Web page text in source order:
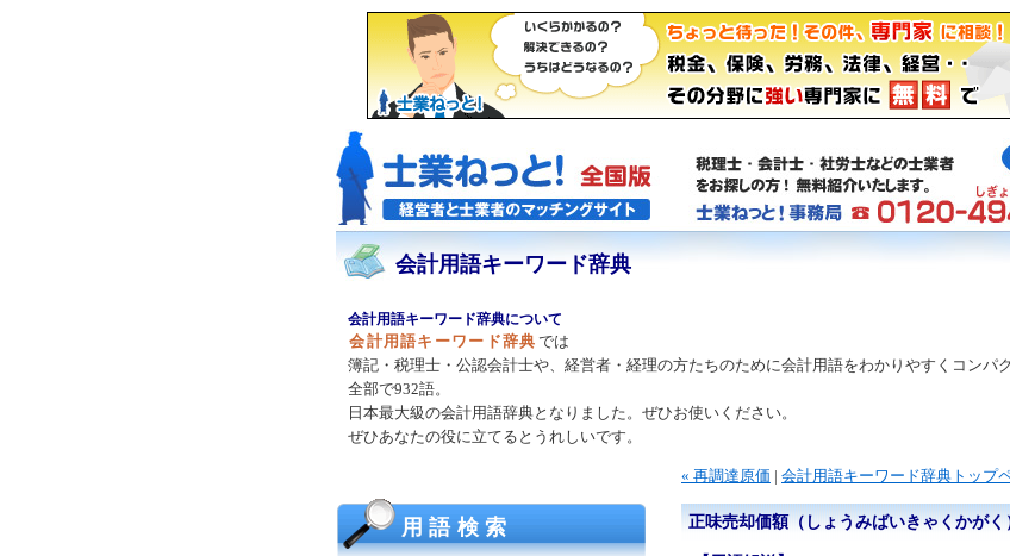
会計用語キーワード辞典
会計用語キーワード辞典について
会計用語キーワード辞典 では
簿記・税理士・公認会計士や、経営者・経理の方たちのために会計用語をわかりやすくコンパ
全部で932語。
日本最大級の会計用語辞典となりました。ぜひお使いください。
ぜひあなたの役に立てるとうれしいです。
« 再調達原価 | 会計用語キーワード辞典トップ
正味売却価額（しょうみばいきゃくかがく
用語検索